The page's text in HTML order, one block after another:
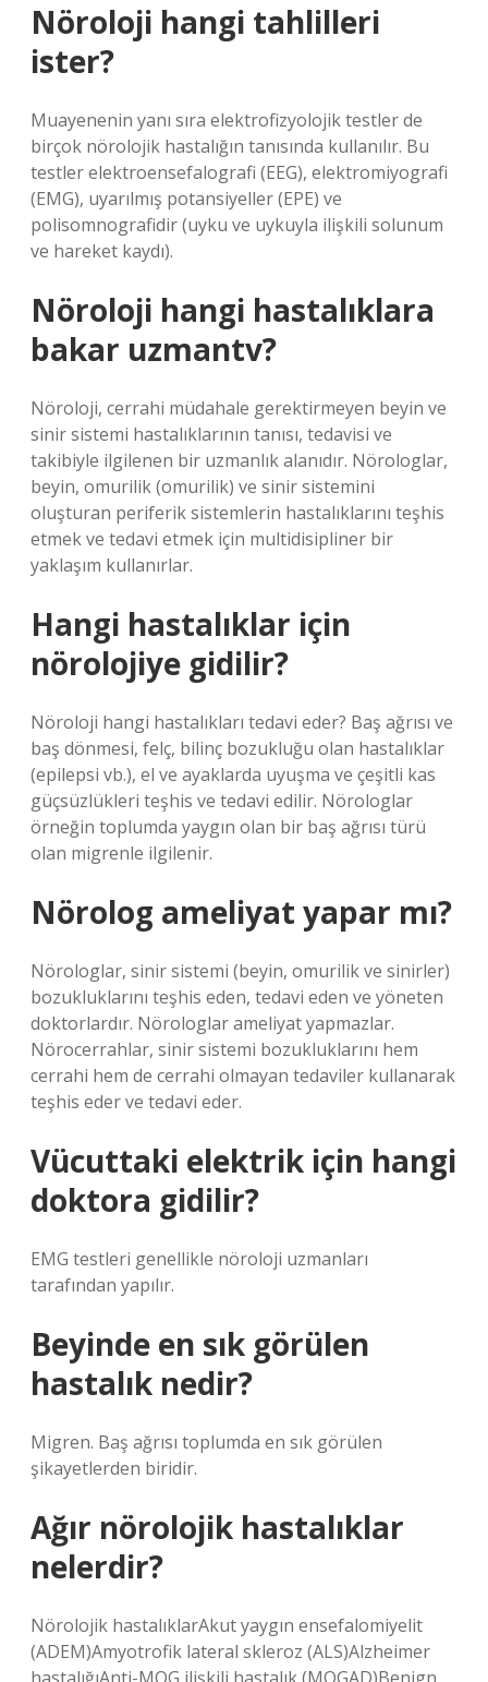
Nöroloji hangi tahlilleri
ister?
Muayenenin yanı sıra elektrofizyolojik testler de
birçok nörolojik hastalığın tanısında kullanılır. Bu
testler elektroensefalografi (EEG), elektromiyografi
(EMG), uyarılmış potansiyeller (EPE) ve
polisomnografidir (uyku ve uykuyla ilişkili solunum
ve hareket kaydı).
Nöroloji hangi hastalıklara
bakar uzmantv?
Nöroloji, cerrahi müdahale gerektirmeyen beyin ve
sinir sistemi hastalıklarının tanısı, tedavisi ve
takibiyle ilgilenen bir uzmanlık alanıdır. Nörologlar,
beyin, omurilik (omurilik) ve sinir sistemini
oluşturan periferik sistemlerin hastalıklarını teşhis
etmek ve tedavi etmek için multidisipliner bir
yaklaşım kullanırlar.
Hangi hastalıklar için
nörolojiye gidilir?
Nöroloji hangi hastalıkları tedavi eder? Baş ağrısı ve
baş dönmesi, felç, bilinç bozukluğu olan hastalıklar
(epilepsi vb.), el ve ayaklarda uyuşma ve çeşitli kas
güçsüzlükleri teşhis ve tedavi edilir. Nörologlar
örneğin toplumda yaygın olan bir baş ağrısı türü
olan migrenle ilgilenir.
Nörolog ameliyat yapar mı?
Nörologlar, sinir sistemi (beyin, omurilik ve sinirler)
bozukluklarını teşhis eden, tedavi eden ve yöneten
doktorlardır. Nörologlar ameliyat yapmazlar.
Nörocerrahlar, sinir sistemi bozukluklarını hem
cerrahi hem de cerrahi olmayan tedaviler kullanarak
teşhis eder ve tedavi eder.
Vücuttaki elektrik için hangi
doktora gidilir?
EMG testleri genellikle nöroloji uzmanları
tarafından yapılır.
Beyinde en sık görülen
hastalık nedir?
Migren. Baş ağrısı toplumda en sık görülen
şikayetlerden biridir.
Ağır nörolojik hastalıklar
nelerdir?
Nörolojik hastalıklarAkut yaygın ensefalomiyelit
(ADEM)Amyotrofik lateral skleroz (ALS)Alzheimer